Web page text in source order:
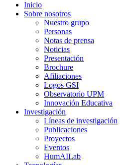
Inicio
Sobre nosotros
Nuestro grupo
Personas
Notas de prensa
Noticias
Presentación
Brochure
Afiliaciones
Logos GSI
Observatorio UPM
Innovación Educativa
Investigación
Líneas de investigación
Publicaciones
Proyectos
Eventos
HumAILab